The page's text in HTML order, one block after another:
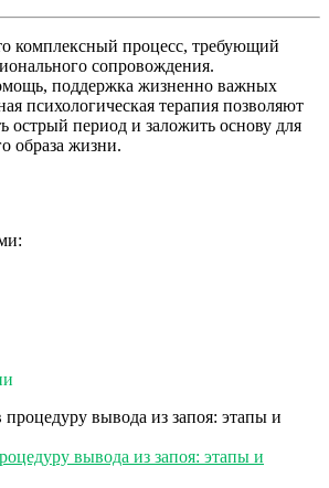
комплексный процесс, требующий
сопровождения.
поддержка жизненно важных
психологическая терапия позволяют
острый период и заложить основу для
образа жизни.
вывода из запоя: этапы и